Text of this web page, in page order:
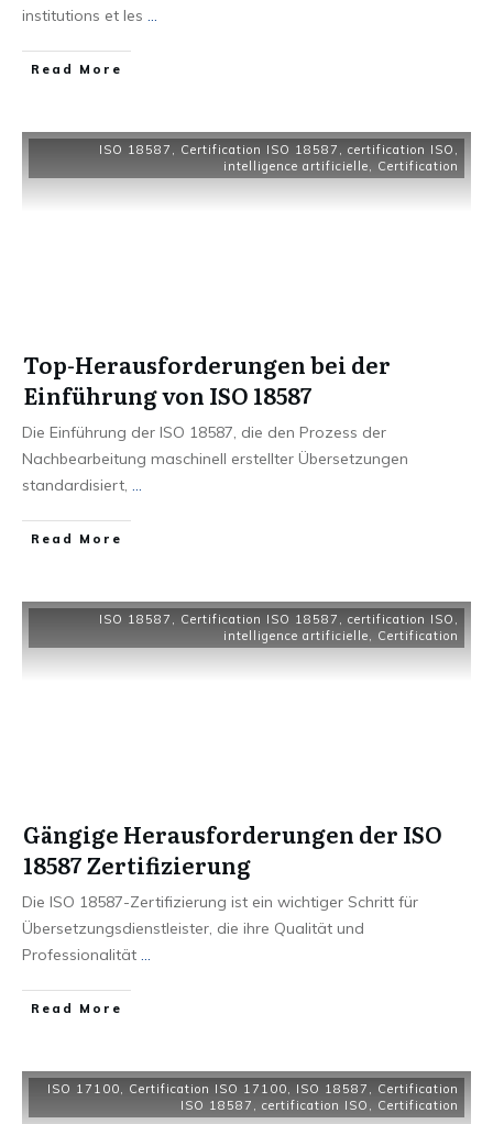
institutions et les ...
Read More
ISO 18587 , Certification ISO 18587 , certification ISO ,
intelligence artificielle, Certification
Top-Herausforderungen bei der
Einführung von ISO 18587
Die Einführung der ISO 18587, die den Prozess der
Nachbearbeitung maschinell erstellter Übersetzungen
standardisiert, ...
Read More
ISO 18587 , Certification ISO 18587 , certification ISO ,
intelligence artificielle, Certification
Gängige Herausforderungen der ISO
18587 Zertifizierung
Die ISO 18587-Zertifizierung ist ein wichtiger Schritt für
Übersetzungsdienstleister, die ihre Qualität und
Professionalität ...
Read More
ISO 17100, Certification ISO 17100, ISO 18587 , Certification
ISO 18587 , certification ISO , Certification